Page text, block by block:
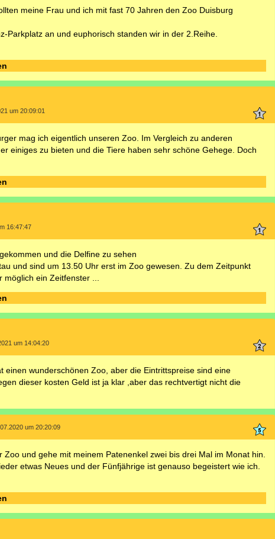
meine Frau und ich mit fast 70 Jahren den Zoo Duisburg
Parkplatz an und euphorisch standen wir in der 2.Reihe.
um 20:09:01
mag ich eigentlich unseren Zoo. Im Vergleich zu anderen
einiges zu bieten und die Tiere haben sehr schöne Gehege. Doch
16:47:47
und die Delfine zu sehen
und sind um 13.50 Uhr erst im Zoo gewesen. Zu dem Zeitpunkt
ein Zeitfenster ...
um 14:04:20
einen wunderschönen Zoo, aber die Eintrittspreise sind eine
dieser kosten Geld ist ja klar ,aber das rechtvertigt nicht die
um 20:20:09
Zoo und gehe mit meinem Patenenkel zwei bis drei Mal im Monat hin.
etwas Neues und der Fünfjährige ist genauso begeistert wie ich.